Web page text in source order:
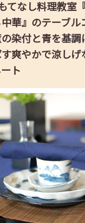
てなし料理教室
華』のテーブル
の染付と青を基
爽やかで涼しげ
ト